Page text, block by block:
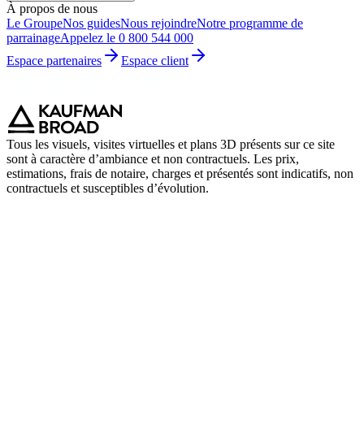
À propos de nous
Le GroupeNos guidesNous rejoindreNotre programme de
parrainageAppelez le 0 800 544 000
Espace partenaires
Espace client
Tous les visuels, visites virtuelles et plans 3D présents sur ce site
sont à caractère d’ambiance et non contractuels. Les prix,
estimations, frais de notaire, charges et présentés sont indicatifs, non
contractuels et susceptibles d’évolution.